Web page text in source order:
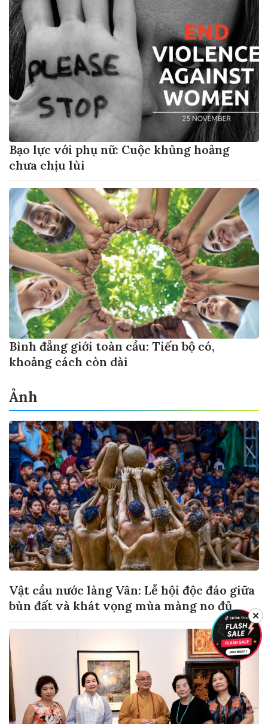
Bạo lực với phụ nữ: Cuộc khủng hoảng
chưa chịu lùi
Bình đẳng giới toàn cầu: Tiến bộ có,
khoảng cách còn dài
Ảnh
Vật cầu nước làng Vân: Lễ hội độc đáo giữa
bùn đất và khát vọng mùa màng no đủ
✕